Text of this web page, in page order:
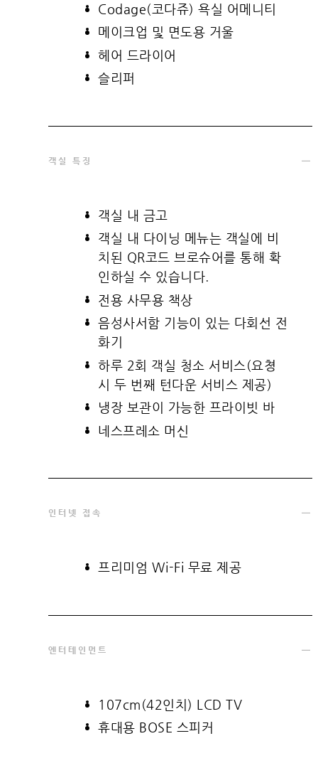
Codage(코다쥬) 욕실 어메니티
메이크업 및 면도용 거울
헤어 드라이어
슬리퍼
객실 특징
객실 내 금고
객실 내 다이닝 메뉴는 객실에 비
치된 QR코드 브로슈어를 통해 확
인하실 수 있습니다.
전용 사무용 책상
음성사서함 기능이 있는 다회선 전
화기
하루 2회 객실 청소 서비스(요쳥
시 두 번째 턴다운 서비스 제공)
냉장 보관이 가능한 프라이빗 바
네스프레소 머신
인터넷 접속
프리미엄 Wi-Fi 무료 제공
엔터테인먼트
107cm(42인치) LCD TV
휴대용 BOSE 스피커